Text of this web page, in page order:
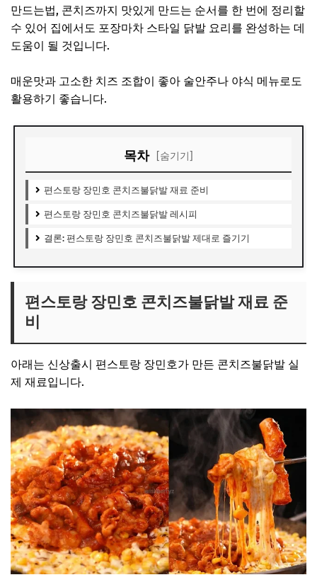
만드는법, 콘치즈까지 맛있게 만드는 순서를 한 번에 정리할
수 있어 집에서도 포장마차 스타일 닭발 요리를 완성하는 데
도움이 될 것입니다.
매운맛과 고소한 치즈 조합이 좋아 술안주나 야식 메뉴로도
활용하기 좋습니다.
목차 [숨기기]
편스토랑 장민호 콘치즈불닭발 재료 준비
편스토랑 장민호 콘치즈불닭발 레시피
결론: 편스토랑 장민호 콘치즈불닭발 제대로 즐기기
편스토랑 장민호 콘치즈불닭발 재료 준
비
아래는 신상출시 편스토랑 장민호가 만든 콘치즈불닭발 실
제 재료입니다.